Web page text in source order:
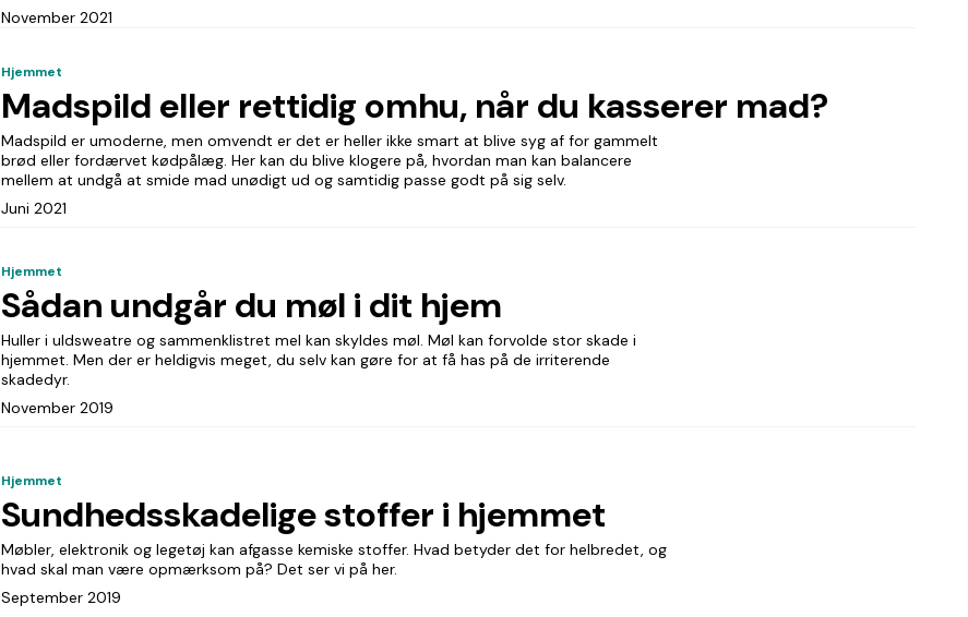
November 2021
Hjemmet
Madspild eller rettidig omhu, når du kasserer mad?
Madspild er umoderne, men omvendt er det er heller ikke smart at blive syg af for gammelt
brød eller fordærvet kødpålæg. Her kan du blive klogere på, hvordan man kan balancere
mellem at undgå at smide mad unødigt ud og samtidig passe godt på sig selv.
Juni 2021
Hjemmet
Sådan undgår du møl i dit hjem
Huller i uldsweatre og sammenklistret mel kan skyldes møl. Møl kan forvolde stor skade i
hjemmet. Men der er heldigvis meget, du selv kan gøre for at få has på de irriterende
skadedyr.
November 2019
Hjemmet
Sundhedsskadelige stoffer i hjemmet
Møbler, elektronik og legetøj kan afgasse kemiske stoffer. Hvad betyder det for helbredet, og
hvad skal man være opmærksom på? Det ser vi på her.
September 2019